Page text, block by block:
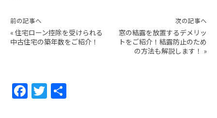
前の記事へ
« 住宅ローン控除を受けられる
中古住宅の築年数をご紹介！
次の記事へ
窓の結露を放置するデメリッ
トをご紹介！結露防止のため
の方法も解説します！ »
F
a
T
w